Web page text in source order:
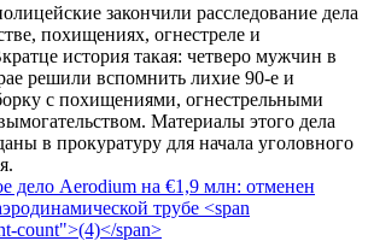
закончили расследование дела
похищениях, огнестреле и
история такая: четверо мужчин в
решили вспомнить лихие 90-е и
с похищениями, огнестрельными
Материалы этого дела
в прокуратуру для начала уголовного